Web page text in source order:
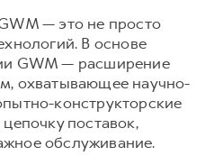
— это не просто
В основе
GWM — расширение
охватывающее научно-
конструкторские
поставок,
обслуживание.